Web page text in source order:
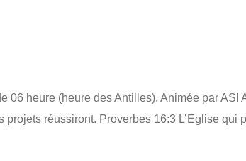
06 heure (heure des Antilles). Animée par ASI
réussiront. Proverbes 16:3 L’Eglise qui